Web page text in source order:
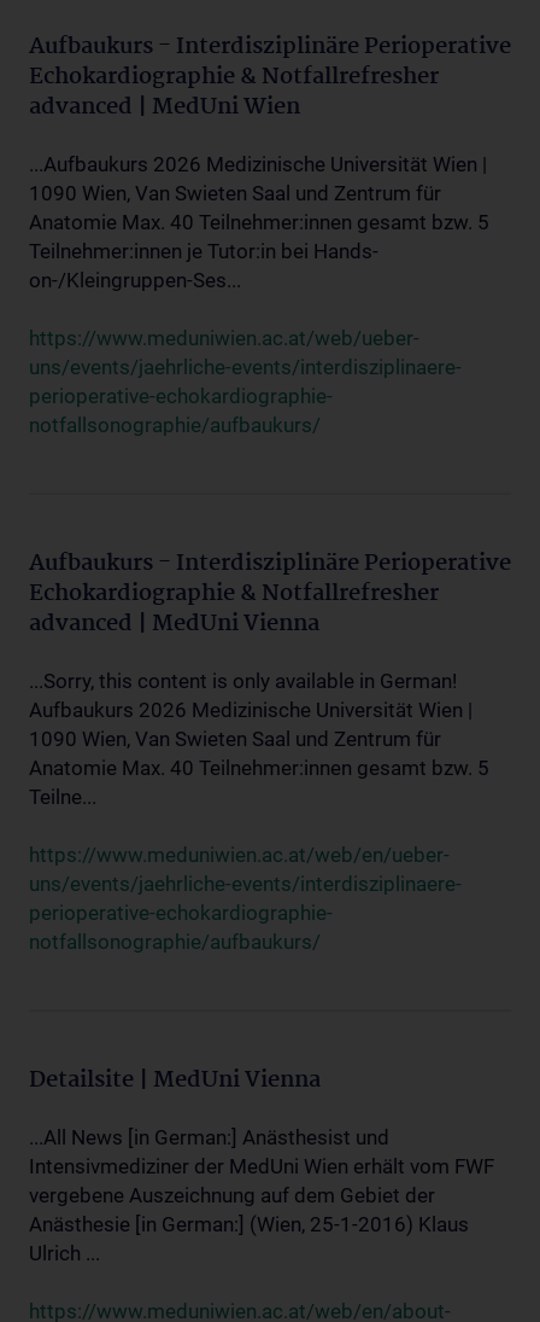
Aufbaukurs - Interdisziplinäre Perioperative
Echokardiographie & Notfallrefresher
advanced | MedUni Wien
...Aufbaukurs 2026 Medizinische Universität Wien |
1090 Wien, Van Swieten Saal und Zentrum für
Anatomie Max. 40 Teilnehmer:innen gesamt bzw. 5
Teilnehmer:innen je Tutor:in bei Hands-
on-/Kleingruppen-Ses...
https://www.meduniwien.ac.at/web/ueber-
uns/events/jaehrliche-events/interdisziplinaere-
perioperative-echokardiographie-
notfallsonographie/aufbaukurs/
Aufbaukurs - Interdisziplinäre Perioperative
Echokardiographie & Notfallrefresher
advanced | MedUni Vienna
...Sorry, this content is only available in German!
Aufbaukurs 2026 Medizinische Universität Wien |
1090 Wien, Van Swieten Saal und Zentrum für
Anatomie Max. 40 Teilnehmer:innen gesamt bzw. 5
Teilne...
https://www.meduniwien.ac.at/web/en/ueber-
uns/events/jaehrliche-events/interdisziplinaere-
perioperative-echokardiographie-
notfallsonographie/aufbaukurs/
Detailsite | MedUni Vienna
...All News [in German:] Anästhesist und
Intensivmediziner der MedUni Wien erhält vom FWF
vergebene Auszeichnung auf dem Gebiet der
Anästhesie [in German:] (Wien, 25-1-2016) Klaus
Ulrich ...
https://www.meduniwien.ac.at/web/en/about-